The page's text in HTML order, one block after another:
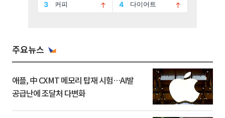
주요뉴스
애플, 中 CXMT 메모리 탑재 시험…AI발
공급난에 조달처 다변화